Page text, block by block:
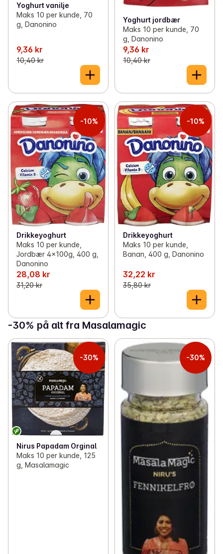
Yoghurt vanilje
Maks 10 per kunde, 70
g, Danonino
9,36 kr
10,40 kr
Yoghurt jordbær
Maks 10 per kunde, 70
g, Danonino
9,36 kr
10,40 kr
-10%
Drikkeyoghurt
Maks 10 per kunde,
Jordbær 4x100g, 400 g,
Danonino
28,08 kr
31,20 kr
-10%
Drikkeyoghurt
Maks 10 per kunde,
Banan, 400 g, Danonino
32,22 kr
35,80 kr
-30% på alt fra Masalamagic
-30%
Nirus Papadam Orginal
Maks 10 per kunde, 125
g, Masalamagic
-30%